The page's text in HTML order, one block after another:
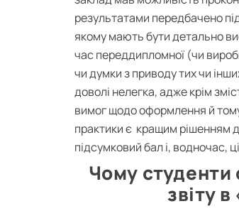
результатами передбачено
якому мають бути детально
час переддипломної (чи
чи думки з приводу тих чи
доволі нелегка, адже крім
вимог щодо оформлення й
практики є кращим рішенням
підсумковий бал і, водночас,
Чому
звіту